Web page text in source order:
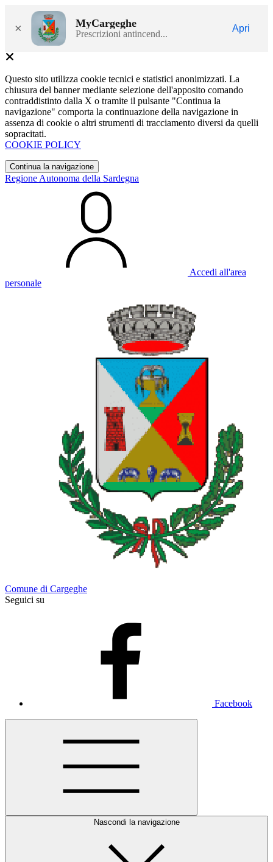
× MyCargeghe
Prescrizioni antincend...
Apri
Questo sito utilizza cookie tecnici e statistici anonimizzati. La
chiusura del banner mediante selezione dell'apposito comando
contraddistinto dalla X o tramite il pulsante "Continua la
navigazione" comporta la continuazione della navigazione in
assenza di cookie o altri strumenti di tracciamento diversi da quelli
sopracitati.
COOKIE POLICY
Continua la navigazione
Regione Autonoma della Sardegna
Accedi all'area
personale
Comune di Cargeghe
Seguici su
Facebook
Nascondi la navigazione